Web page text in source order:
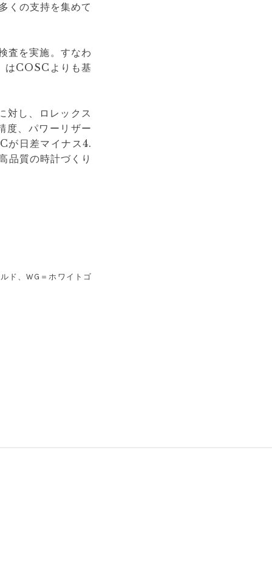
くの支持を集めて
査を実施。すなわ
COSCよりも基
対し、ロレックス
度、パワーリザー
が日差マイナス4.
品質の時計づくり
ド、WG＝ホワイトゴ